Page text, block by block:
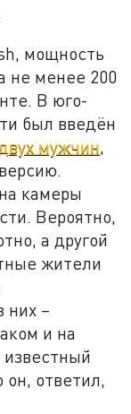
мощность
не менее 200
В юго-
был введён
мужчин
камеры
Вероятно,
а другой
жители
них –
и на
ответил,